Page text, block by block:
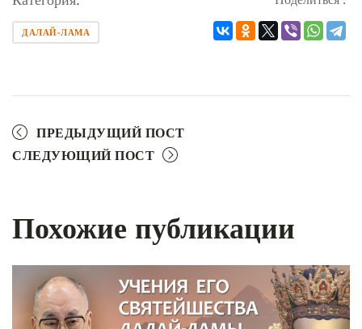
ДАЛАЙ-ЛАМА
ПРЕДЫДУЩИЙ ПОСТ
СЛЕДУЮЩИЙ ПОСТ
Похожие публикации